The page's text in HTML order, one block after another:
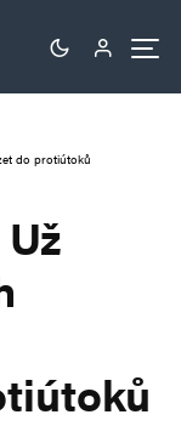
do protiútoků